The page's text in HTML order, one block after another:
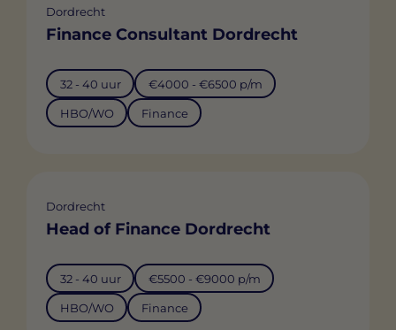
Dordrecht
Finance Consultant Dordrecht
32 - 40 uur €4000 - €6500 p/m
HBO/WO Finance
Dordrecht
Head of Finance Dordrecht
32 - 40 uur €5500 - €9000 p/m
HBO/WO Finance